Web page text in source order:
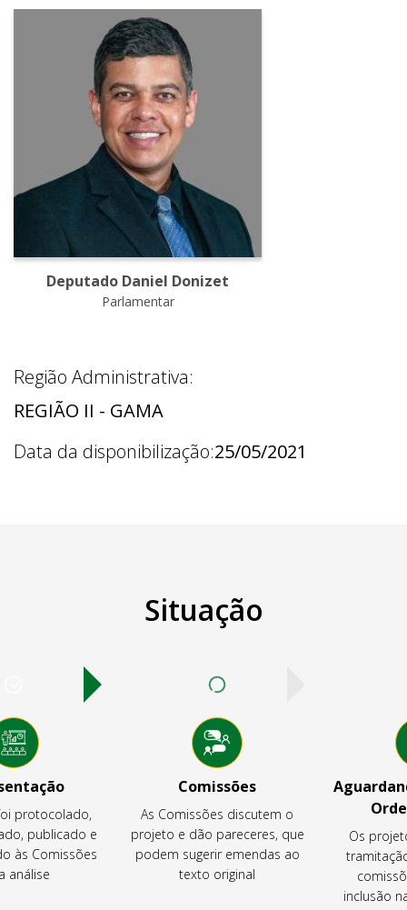
Deputado Daniel Donizet
Parlamentar
Região Administrativa:
REGIÃO II - GAMA
Data da disponibilização:25/05/2021
Situação
protocolado,
publicado e
às Comissões
análise
Comissões
As Comissões discutem o
projeto e dão pareceres, que
podem sugerir emendas ao
texto original
Os
inclusão